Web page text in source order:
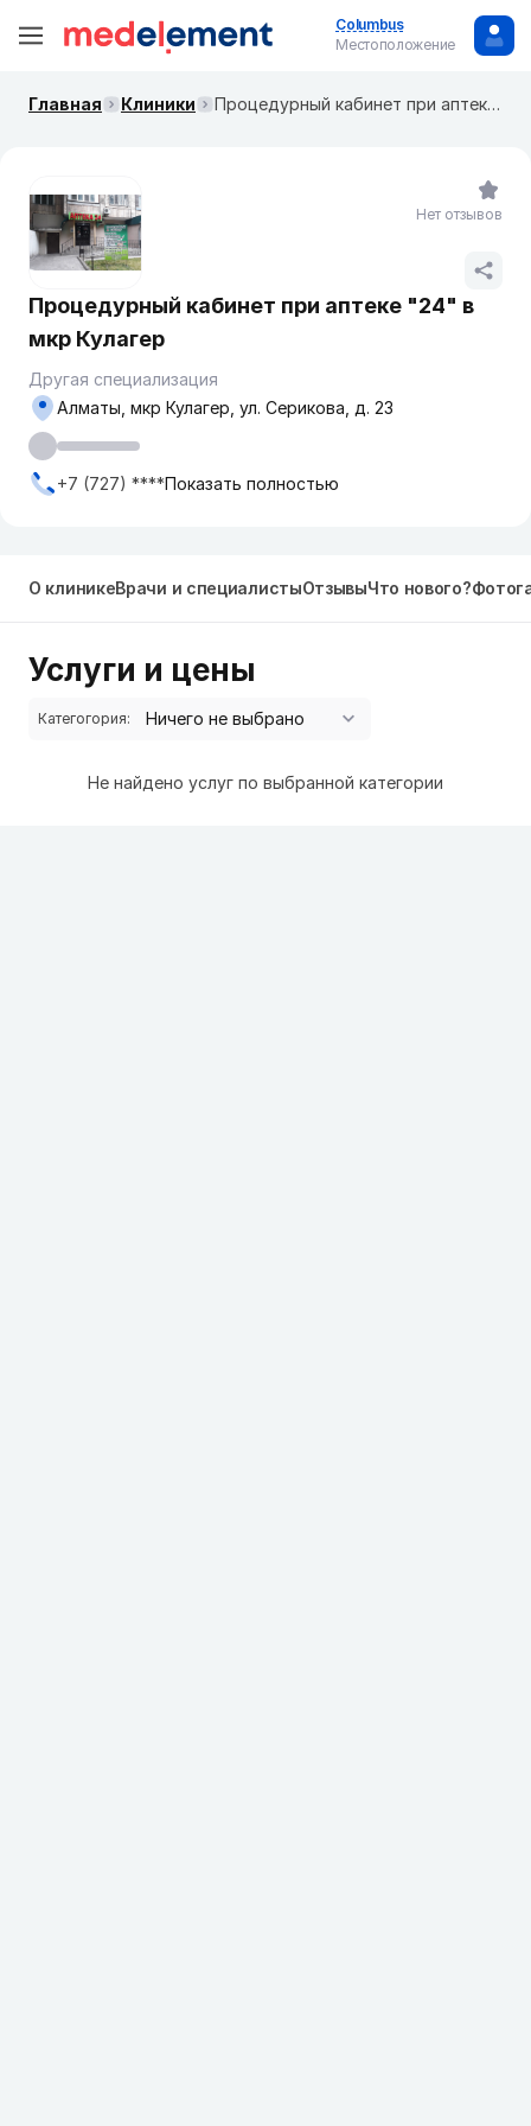
Columbus
Местоположение
Главная Клиники Процедурный кабинет при аптеке "24" в мкр Кулагер
Процедурный кабинет при аптеке "24" в
мкр Кулагер
Другая специализация
Алматы, мкр Кулагер, ул. Серикова, д. 23
+7 (727) ****Показать полностью
Нет отзывов
О клиникеВрачи и специалистыОтзывыЧто нового?
Услуги и цены
Категогория:
Не найдено услуг по выбранной категории